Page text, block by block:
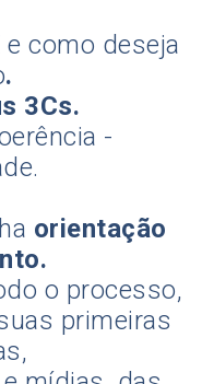
e como deseja
.
3Cs.
-
orientação
o processo,
primeiras